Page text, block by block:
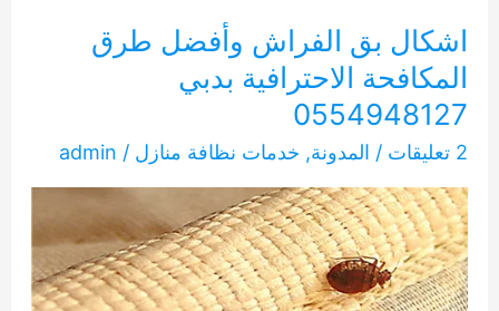
اشكال بق الفراش وأفضل طرق
المكافحة الاحترافية بدبي
0554948127
2 تعليقات / المدونة, خدمات نظافة منازل /
admin